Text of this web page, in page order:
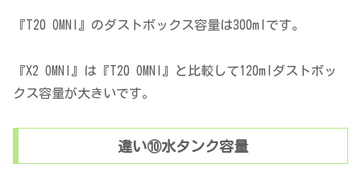
『T20 OMNI』のダストボックス容量は300mlです。
『X2 OMNI』は『T20 OMNI』と比較して120mlダストボッ
クス容量が大きいです。
違い⑩水タンク容量